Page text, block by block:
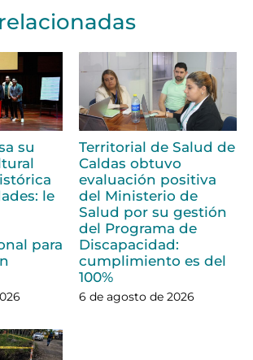
su
le
para
Territorial de Salud de
Caldas obtuvo
evaluación positiva
del Ministerio de
Salud por su gestión
del Programa de
Discapacidad:
cumplimiento es del
100%
6 de agosto de 2026